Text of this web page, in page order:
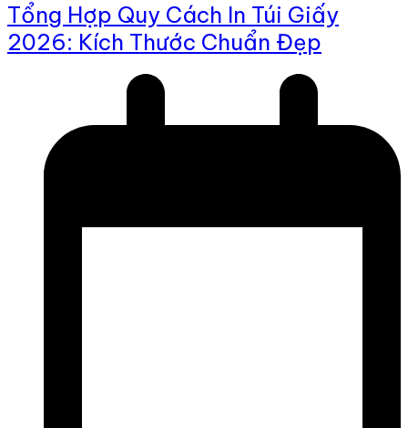
Tổng Hợp Quy Cách In Túi Giấy
2026: Kích Thước Chuẩn Đẹp